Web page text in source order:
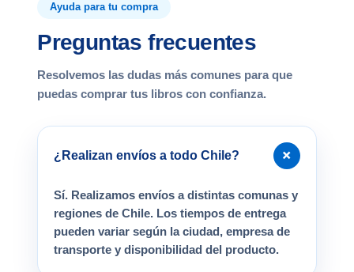
Ayuda para tu compra
Preguntas frecuentes
Resolvemos las dudas más comunes para que
puedas comprar tus libros con confianza.
¿Realizan envíos a todo Chile? +
Sí. Realizamos envíos a distintas comunas y
regiones de Chile. Los tiempos de entrega
pueden variar según la ciudad, empresa de
transporte y disponibilidad del producto.